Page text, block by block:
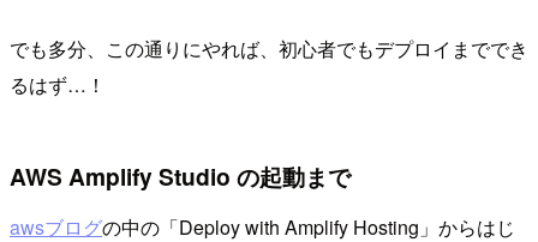
でも多分、この通りにやれば、初心者でもデプロイまででき
るはず…！
AWS Amplify Studio の起動まで
awsブログの中の「Deploy with Amplify Hosting」からはじ